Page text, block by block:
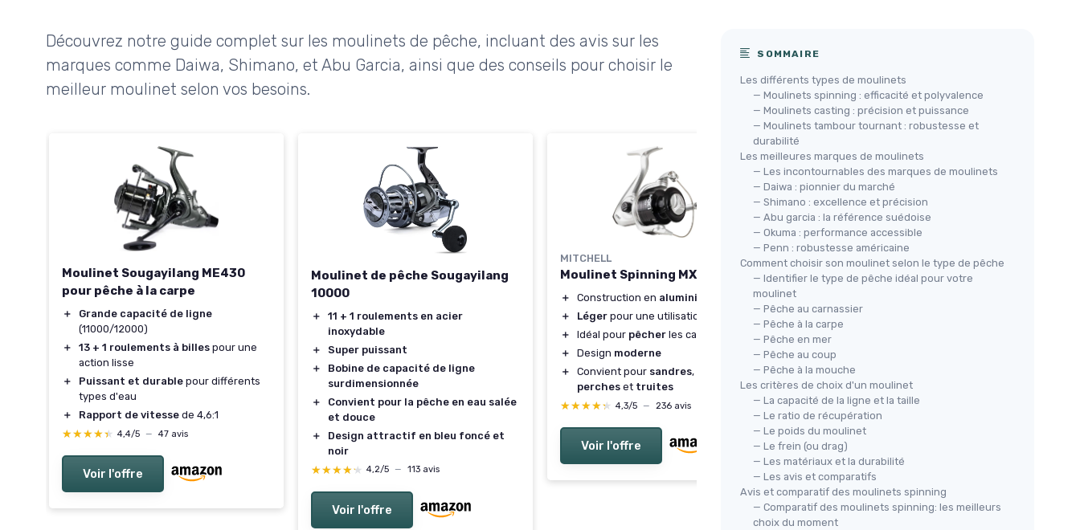
Découvrez notre guide complet sur les moulinets de pêche, incluant des avis sur les
marques comme Daiwa, Shimano, et Abu Garcia, ainsi que des conseils pour choisir le
meilleur moulinet selon vos besoins.
Moulinet Sougayilang ME430
pour pêche à la carpe
＋
Grande capacité de ligne
(11000/12000)
＋
13 + 1 roulements à billes pour une
action lisse
＋
Puissant et durable pour différents
types d'eau
＋
Rapport de vitesse de 4,6:1
★★★★★
★★★★★ 4,4/5 — 47 avis
Voir l'offre
Moulinet de pêche Sougayilang
10000
＋
11 + 1 roulements en acier
inoxydable
＋
Super puissant
＋
Bobine de capacité de ligne
surdimensionnée
＋
Convient pour la pêche en eau salée
et douce
＋
Design attractif en bleu foncé et
noir
★★★★★
★★★★★ 4,2/5 — 113 avis
Voir l'offre
MITCHELL
Moulinet Spinning MX1
＋ Construction en aluminium
＋
Léger pour une utilisation prolongée
＋
Idéal pour pêcher les carnassiers
＋
Design moderne
＋
Convient pour sandres,
perches et truites
★★★★★
★★★★★ 4,3/5 — 236 avis
Voir l'offre
MITCHELL
Moulinet Spinning MX3 2000S FD
Léger
＋ Moderne
＋ Idéal
＋ Polyvalent
perches et truites
★★★★★
★★★★★ 4,4/5 — 114 avis
Voir l'offre
SOMMAIRE
Les différents types de moulinets
— Moulinets spinning : efficacité et polyvalence
— Moulinets casting : précision et puissance
— Moulinets tambour tournant : robustesse et
durabilité
Les meilleures marques de moulinets
— Les incontournables des marques de moulinets
— Daiwa : pionnier du marché
— Shimano : excellence et précision
— Abu garcia : la référence suédoise
— Okuma : performance accessible
— Penn : robustesse américaine
Comment choisir son moulinet selon le type de pêche
— Identifier le type de pêche idéal pour votre
moulinet
— Pêche au carnassier
— Pêche à la carpe
— Pêche en mer
— Pêche au coup
— Pêche à la mouche
Les critères de choix d'un moulinet
— La capacité de la ligne et la taille
— Le ratio de récupération
— Le poids du moulinet
— Le frein (ou drag)
— Les matériaux et la durabilité
— Les avis et comparatifs
Avis et comparatif des moulinets spinning
— Comparatif des moulinets spinning: les meilleurs
choix du moment